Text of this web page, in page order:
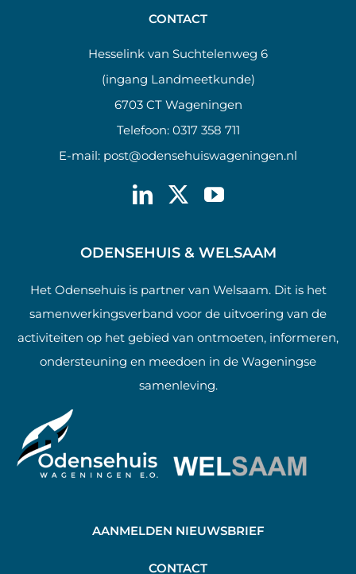
CONTACT
Hesselink van Suchtelenweg 6
(ingang Landmeetkunde)
6703 CT Wageningen
Telefoon: 0317 358 711
E-mail: post@odensehuiswageningen.nl
ODENSEHUIS & WELSAAM
Het Odensehuis is partner van Welsaam. Dit is het
samenwerkingsverband voor de uitvoering van de
activiteiten op het gebied van ontmoeten, informeren,
ondersteuning en meedoen in de Wageningse
samenleving.
AANMELDEN NIEUWSBRIEF
CONTACT